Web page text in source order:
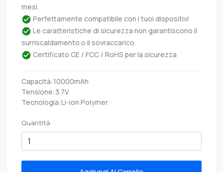
mesi.
Perfettamente compatibile con i tuoi dispositivi
Le caratteristiche di sicurezza non garantiscono il
surriscaldamento o il sovraccarico
Certificato CE / FCC / RoHS per la sicurezza
Capacità:10000mAh
Tensione:3.7V
Tecnologia:Li-ion Polymer
Quantità